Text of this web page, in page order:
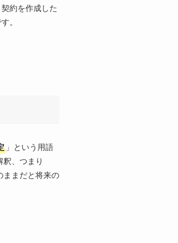
約を作成した
。
」という用語
釈、つまり
ままだと将来の